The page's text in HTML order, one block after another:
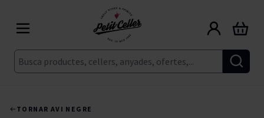
Cerca
Cart
TORNAR AVI NEGRE